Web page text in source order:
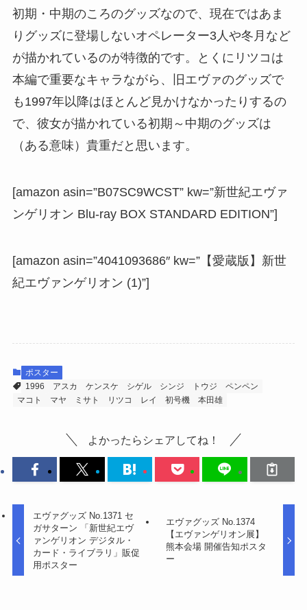
初期・中期のころのグッズなので、現在ではあま
りグッズに登場しないオペレーター3人や冬月など
が描かれているのが特徴的です。とくにリツコは
本編で重要なキャラながら、旧エヴァのグッズで
も1997年以降はほとんど見かけなかったりするの
で、彼女が描かれている初期～中期のグッズは
（ある意味）貴重だと思います。
[amazon asin=”B07SC9WCST” kw=”新世紀エヴァ
ンゲリオン Blu-ray BOX STANDARD EDITION”]
[amazon asin=”4041093686″ kw=”【愛蔵版】新世
紀エヴァンゲリオン (1)”]
ポスター
1996
アスカ ケンスケ シゲル シンジ トウジ
ペンペン
マコト
マヤ ミサト リツコ レイ 初号機 本田雄
よかったらシェアしてね！
エヴァグッズ No.1371 セ
ガサターン 「新世紀エヴ
ァンゲリオン デジタル・
カード・ライブラリ」販促
用ポスター
エヴァグッズ No.1374
【エヴァンゲリオン展】
熊本会場 開催告知ポスタ
ー